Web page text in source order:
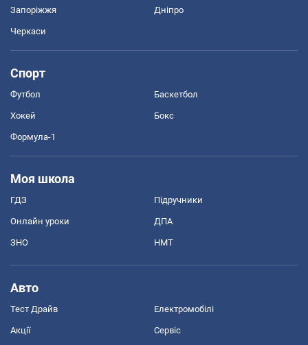
Запоріжжя Дніпро
Черкаси
Спорт
Футбол Баскетбол
Хокей Бокс
Формула-1
Моя школа
ГДЗ Підручники
Онлайн уроки ДПА
ЗНО НМТ
Авто
Тест Драйв Електромобілі
Акції Сервіс